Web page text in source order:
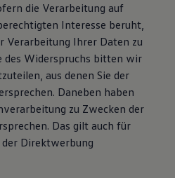
die Verarbeitung auf
Interesse beruht,
Verarbeitung Ihrer Daten zu
des Widerspruchs bitten wir
aus denen Sie der
Daneben haben
zu Zwecken der
Das gilt auch für
Direktwerbung